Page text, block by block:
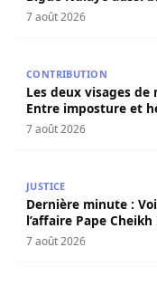
7 août 2026
CONTRIBUTION
Les deux visages
Entre imposture et
Seydi)
7 août 2026
JUSTICE
Dernière minute :
l’affaire Pape Cheikh
7 août 2026